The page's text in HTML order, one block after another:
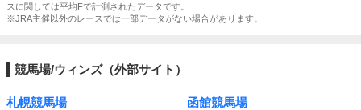
スに関しては平均Fで計測されたデータです。
※JRA主催以外のレースでは一部データがない場合があります。
競馬場/ウィンズ（外部サイト）
札幌競馬場 函館競馬場